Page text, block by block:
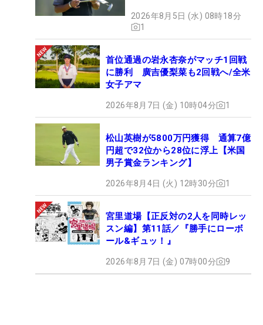
2026年8月5日 (水) 08時18分
1
首位通過の岩永杏奈がマッチ1回戦
に勝利 廣吉優梨菜も2回戦へ/全米
女子アマ
2026年8月7日 (金) 10時04分 1
松山英樹が5800万円獲得 通算7億
円超で32位から28位に浮上【米国
男子賞金ランキング】
2026年8月4日 (火) 12時30分 1
宮里道場【正反対の2人を同時レッ
スン編】第11話／『勝手にローボ
ール&ギュッ！』
2026年8月7日 (金) 07時00分 9